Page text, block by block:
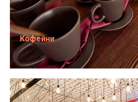
Кофейни